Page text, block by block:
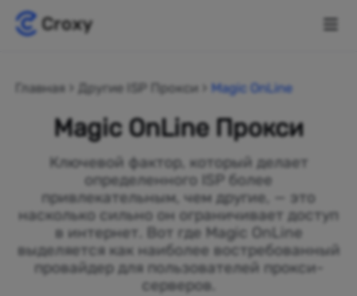
Главная Другие ISP Прокси Magic OnLine
Magic OnLine Прокси
Ключевой фактор, который делает
определенного ISP более
привлекательным, чем другие, — это
насколько сильно он ограничивает доступ
в интернет. Вот где Magic OnLine
выделяется как наиболее востребованный
провайдер для пользователей прокси-
серверов.